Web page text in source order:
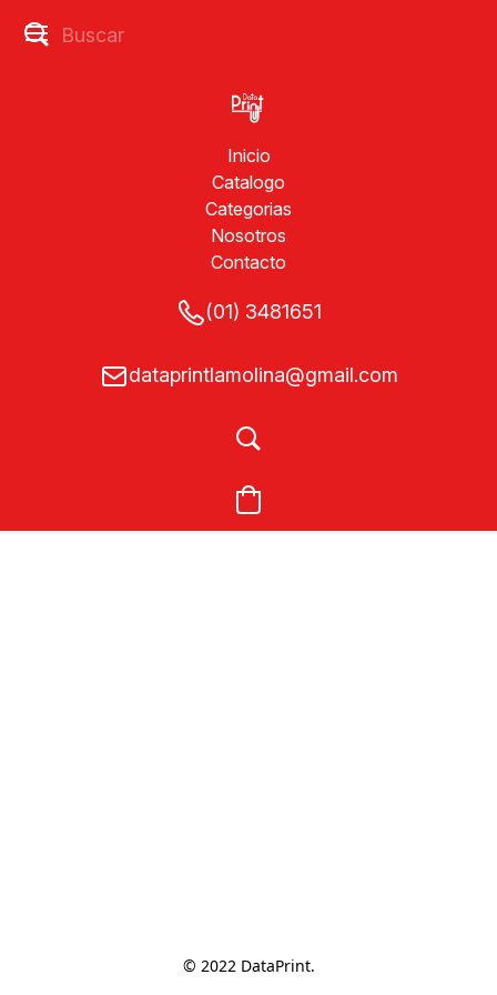
Inicio
Catalogo
Categorias
Nosotros
Contacto
(01) 3481651
dataprintlamolina@gmail.com
© 2022 DataPrint.